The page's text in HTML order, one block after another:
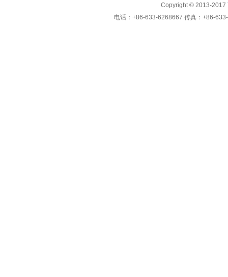
Copyright © 2013-2017
电话：+86-633-6268667 传真：+86-